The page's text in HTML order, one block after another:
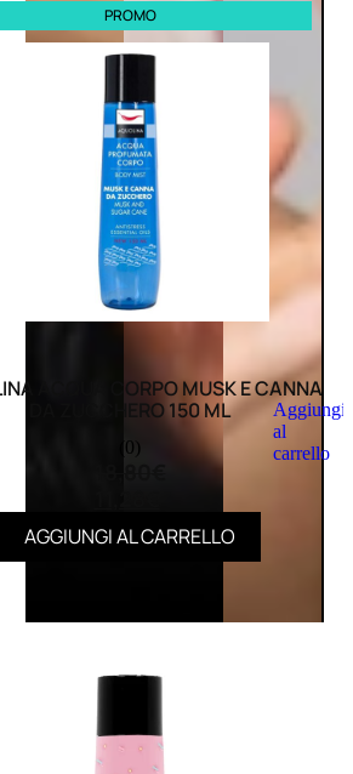
Aggiungi
al
carrello
PROMO
ACQUA CORPO MUSK E CANNA
DA ZUCCHERO 150 ML
(0)
AGGIUNGI AL CARRELLO